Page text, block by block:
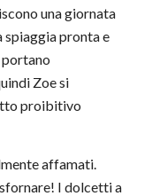
una giornata
spiaggia pronta e
Zoe si
proibitivo
affamati.
I dolcetti a